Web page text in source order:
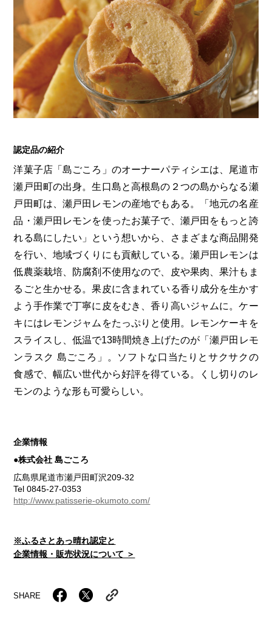
蒜山ショコラクッキーズ
せとうちのおいしいシリーズ
生スフレ ふわり～ぬ
せとうちの果実 チューハイ
挑戦 第11回 せとうち
第10回 岡山・備後の果物 第9回 岡山・備後のうめぇもん
第8回 岡山市 第7回 美作市/西粟倉村/奈義町/勝央町
第6回 瀬戸内市/備前市/和気町/赤磐市 津山市/鏡野町/吉備中央町/久米南町/美咲町
第4回 倉敷市/玉野市/浅口市/里庄町 第3回 尾道市/福山市/笠岡市/府中市
第2回 真庭市/新庄村
ふるさとあっ晴れ認定とは デジタルカタログ
地酒列車
スローライフ列車
認定品の紹介
洋菓子店「島ごころ」のオーナーパティシエは、尾道市
瀬戸田町の出身。生口島と高根島の２つの島からなる瀬
戸田町は、瀬戸田レモンの産地でもある。「地元の名産
品・瀬戸田レモンを使ったお菓子で、瀬戸田をもっと誇
れる島にしたい」という想いから、さまざまな商品開発
を行い、地域づくりにも貢献している。瀬戸田レモンは
低農薬栽培、防腐剤不使用なので、皮や果肉、果汁もま
るごと生かせる。果皮に含まれている香り成分を生かす
よう手作業で丁寧に皮をむき、香り高いジャムに。ケー
キにはレモンジャムをたっぷりと使用。レモンケーキを
スライスし、低温で13時間焼き上げたのが「瀬戸田レモ
ンラスク 島ごころ」。ソフトな口当たりとサクサクの
食感で、幅広い世代から好評を得ている。くし切りのレ
モンのような形も可愛らしい。
企業情報
●株式会社 島ごころ
広島県尾道市瀬戸田町沢209-32
Tel 0845-27-0353
http://www.patisserie-okumoto.com/
※ふるさとあっ晴れ認定と
企業情報・販売状況について ＞
SHARE